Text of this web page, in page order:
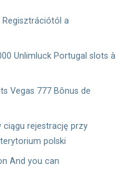
Regisztrációtól a
Unlimluck Portugal slots à
Vegas 777 Bônus de
ciągu rejestrację przy
polski
And you can